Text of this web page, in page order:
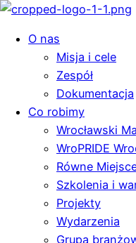
O nas
Misja i cele
Zespół
Dokumentacja
Co robimy
Wrocławski
WroPRIDE
Równe
Szkolenia i
Projekty
Wydarzenia
Grupa